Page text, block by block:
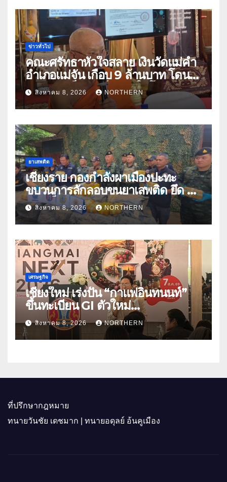
ข่าวทั่วไป
คณะศรัทธาหัวใจสลาย เงินวัดแม่คำ
อำเภอแม่จัน เกือบ 9 ล้านบาท โดน
แก๊งคอลเซ็นเตอร์หลอกให้โอนข้าม
ปีกว่า 66 บัญชี
สิงหาคม 8, 2026 NORTHERN
ยาเสพติด
เชียงราย กองกำลังผาเมืองปะทะ
ขบวนการลักลอบขนยาเสพติด ยึด 2
ล้านเม็ด
สิงหาคม 8, 2026 NORTHERN
เศรษฐกิจ
เชียงใหม่ เร่งปั้น “กาแฟอินทนนท์”
ขึ้นทะเบียน GI ตัวใหม่
“CHIANGMAI GI NEXT 2026”
ติดอาวุธผู้ประกอบการ 100 ราย ดัน
สินค้าอัตลักษณ์สู่ตลาดพรีเมียม
สิงหาคม 8, 2026 NORTHERN
ที่ปรึกษากฎหมาย
ทนายวันชัย เดชมาก | ทนายอดุลย์ อ้นคูเมือง